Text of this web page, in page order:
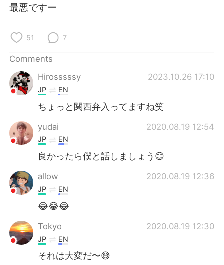
Français
日本語
Русский
Indonesia
Türkçe Tiếng Việt
Português
最悪ですー
51 7
Comments
Hirosssssy
2023.10.26 17:10
JP EN
ちょっと関西弁入ってますね笑
yudai 2020.08.19 12:54
JP EN
良かったら僕と話しましょう😊
allow 2020.08.19 12:36
JP EN
😂😂😂
Tokyo 2020.08.19 12:30
JP EN
それは大変だ〜😅